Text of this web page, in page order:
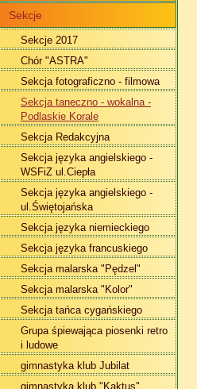
Sekcje
Sekcje 2017
Chór "ASTRA"
Sekcja fotograficzno - filmowa
Sekcja taneczno - wokalna -
Podlaskie Korale
Sekcja Redakcyjna
Sekcja języka angielskiego -
WSFiZ ul.Ciepła
Sekcja języka angielskiego -
ul.Świętojańska
Sekcja języka niemieckiego
Sekcja języka francuskiego
Sekcja malarska "Pędzel"
Sekcja malarska "Kolor"
Sekcja tańca cygańskiego
Grupa śpiewająca piosenki retro
i ludowe
gimnastyka klub Jubilat
gimnastyka klub "Kaktus"